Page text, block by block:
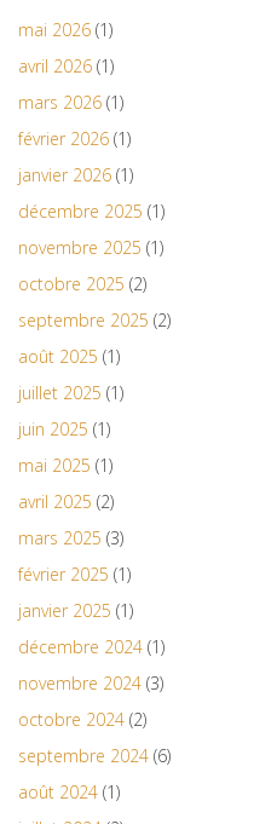
mai 2026 (1)
avril 2026 (1)
mars 2026 (1)
février 2026 (1)
janvier 2026 (1)
décembre 2025 (1)
novembre 2025 (1)
octobre 2025 (2)
septembre 2025 (2)
août 2025 (1)
juillet 2025 (1)
juin 2025 (1)
mai 2025 (1)
avril 2025 (2)
mars 2025 (3)
février 2025 (1)
janvier 2025 (1)
décembre 2024 (1)
novembre 2024 (3)
octobre 2024 (2)
septembre 2024 (6)
août 2024 (1)